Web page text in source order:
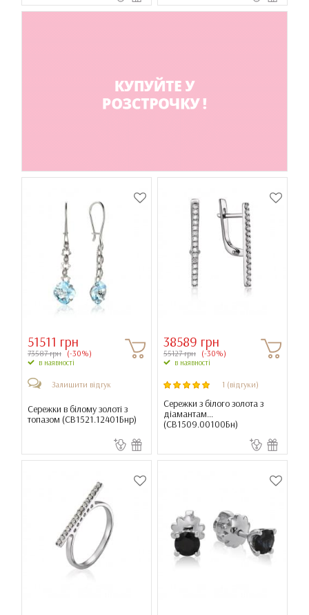
51511 грн
73587 грн (-30%)
в наявності
Залишити відгук
Сережки в білому золоті з
топазом (СВ1521.12401Бнр)
38589 грн
55127 грн (-30%)
в наявності
1 (відгуки)
Сережки з білого золота з
діамантам...
(СВ1509.00100Бн)